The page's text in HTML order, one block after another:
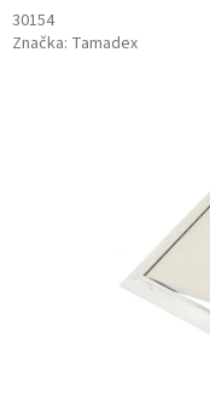
30154
Značka: Tamadex